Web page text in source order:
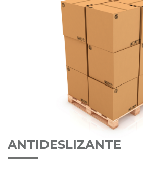
ANTIDESLIZANTE